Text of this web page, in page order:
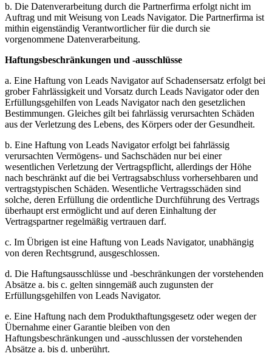
b. Die Datenverarbeitung durch die Partnerfirma erfolgt nicht im
Auftrag und mit Weisung von Leads Navigator. Die Partnerfirma ist
mithin eigenständig Verantwortlicher für die durch sie
vorgenommene Datenverarbeitung.
Haftungsbeschränkungen und -ausschlüsse
a. Eine Haftung von Leads Navigator auf Schadensersatz erfolgt bei
grober Fahrlässigkeit und Vorsatz durch Leads Navigator oder den
Erfüllungsgehilfen von Leads Navigator nach den gesetzlichen
Bestimmungen. Gleiches gilt bei fahrlässig verursachten Schäden
aus der Verletzung des Lebens, des Körpers oder der Gesundheit.
b. Eine Haftung von Leads Navigator erfolgt bei fahrlässig
verursachten Vermögens- und Sachschäden nur bei einer
wesentlichen Verletzung der Vertragspflicht, allerdings der Höhe
nach beschränkt auf die bei Vertragsabschluss vorhersehbaren und
vertragstypischen Schäden. Wesentliche Vertragsschäden sind
solche, deren Erfüllung die ordentliche Durchführung des Vertrags
überhaupt erst ermöglicht und auf deren Einhaltung der
Vertragspartner regelmäßig vertrauen darf.
c. Im Übrigen ist eine Haftung von Leads Navigator, unabhängig
von deren Rechtsgrund, ausgeschlossen.
d. Die Haftungsausschlüsse und -beschränkungen der vorstehenden
Absätze a. bis c. gelten sinngemäß auch zugunsten der
Erfüllungsgehilfen von Leads Navigator.
e. Eine Haftung nach dem Produkthaftungsgesetz oder wegen der
Übernahme einer Garantie bleiben von den
Haftungsbeschränkungen und -ausschlussen der vorstehenden
Absätze a. bis d. unberührt.